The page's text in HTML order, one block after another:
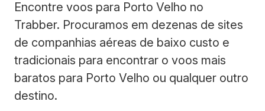
Encontre voos para Porto Velho no
Trabber. Procuramos em dezenas de sites
de companhias aéreas de baixo custo e
tradicionais para encontrar o voos mais
baratos para Porto Velho ou qualquer outro
destino.